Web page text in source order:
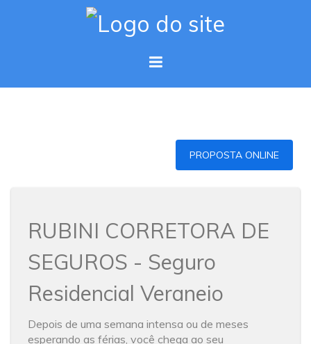
PROPOSTA ONLINE
RUBINI CORRETORA DE
SEGUROS - Seguro
Residencial Veraneio
Depois de uma semana intensa ou de meses
esperando as férias, você chega ao seu